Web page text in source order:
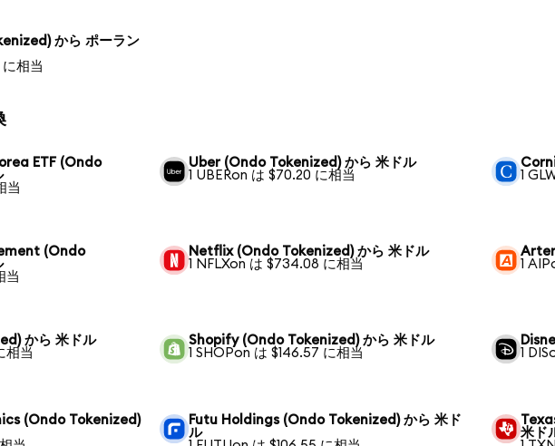
から ポーラン
に相当
ETF (Ondo
当
Uber (Ondo Tokenized) から 米ドル
1 UBERon は $70.20 に相当
1
(Ondo
当
Netflix (Ondo Tokenized) から 米ドル
1 NFLXon は $734.08 に相当
1
から 米ドル
相当
Shopify (Ondo Tokenized) から 米ドル
1 SHOPon は $146.57 に相当
1
(Ondo Tokenized)
Futu Holdings (Ondo Tokenized) から 米ド
ル
米ド